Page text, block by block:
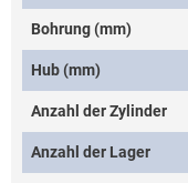
Bohrung (mm)
Hub (mm)
Anzahl der Zylinder
Anzahl der Lager